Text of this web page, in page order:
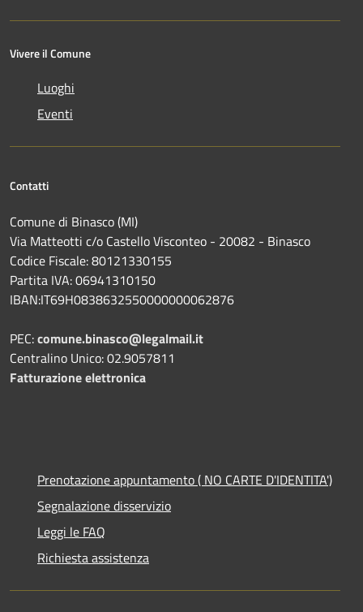
Vivere il Comune
Luoghi
Eventi
Contatti
Comune di Binasco (MI)
Via Matteotti c/o Castello Visconteo - 20082 - Binasco
Codice Fiscale: 80121330155
Partita IVA: 06941310150
IBAN:IT69H0838632550000000062876
PEC:comune.binasco@legalmail.it
Centralino Unico: 02.9057811
Fatturazione elettronica
Prenotazione appuntamento ( NO CARTE D'IDENTITA')
Segnalazione disservizio
Leggi le FAQ
Richiesta assistenza